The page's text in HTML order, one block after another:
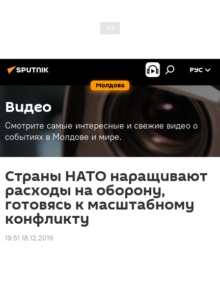
Молдова
РУС
Видео
Смотрите самые интересные и свежие видео о
событиях в Молдове и мире.
Страны НАТО наращивают
расходы на оборону,
готовясь к масштабному
конфликту
19:51 18.12.2019